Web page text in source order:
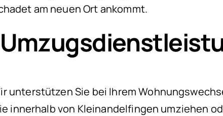
am neuen Ort ankommt.
unterstützen Sie bei Ihrem
innerhalb von Kleinandelfingen umziehen